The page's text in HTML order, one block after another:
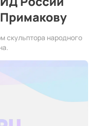
скульптора народного